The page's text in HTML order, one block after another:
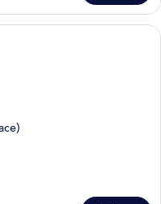
chambre à coucher avec un lit,